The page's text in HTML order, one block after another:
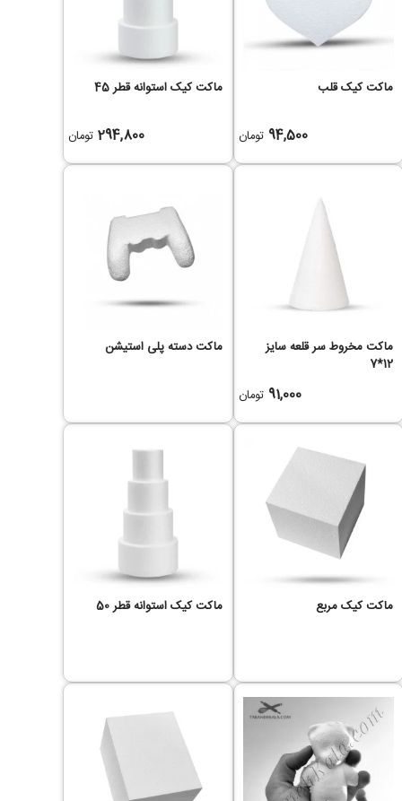
ماکت کیک قلب
94,500 تومان
ماکت کیک استوانه قطر 45
294,800 تومان
ماکت مخروط سر قلعه سایز
12*7
91,000 تومان
ماکت دسته پلی استیشن
ماکت کیک مربع ماکت کیک استوانه قطر 50